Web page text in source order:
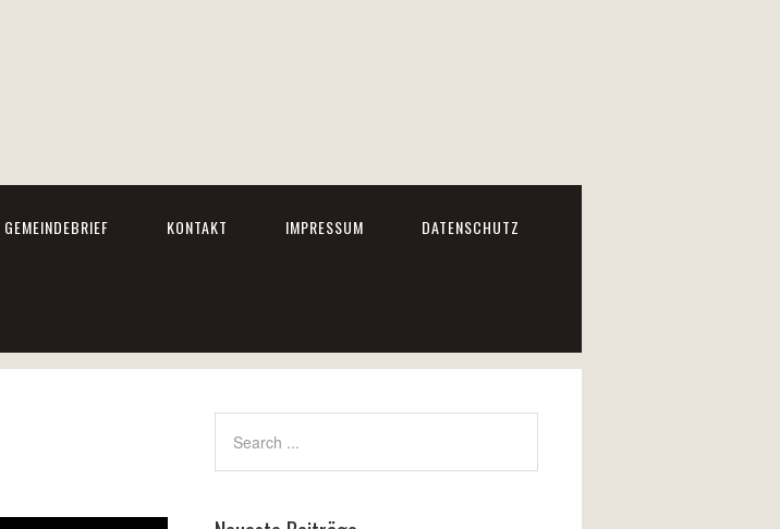
GEMEINDEBRIEF KONTAKT IMPRESSUM DATENSCHUTZ